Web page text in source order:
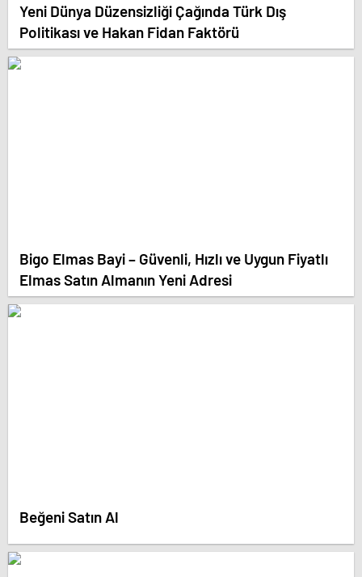
Yeni Dünya Düzensizliği Çağında Türk Dış
Politikası ve Hakan Fidan Faktörü
Bigo Elmas Bayi – Güvenli, Hızlı ve Uygun Fiyatlı
Elmas Satın Almanın Yeni Adresi
Beğeni Satın Al